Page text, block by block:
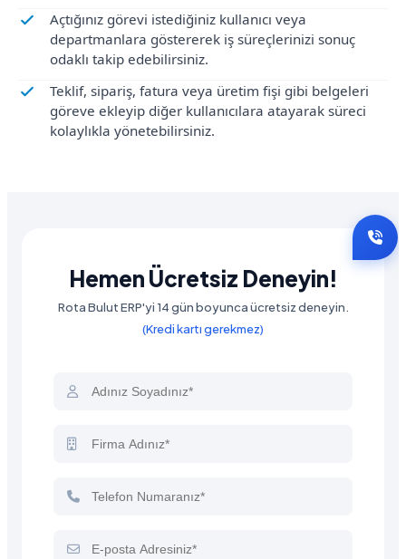
Açtığınız görevi istediğiniz kullanıcı veya
departmanlara göstererek iş süreçlerinizi sonuç
odaklı takip edebilirsiniz.
Teklif, sipariş, fatura veya üretim fişi gibi belgeleri
göreve ekleyip diğer kullanıcılara atayarak süreci
kolaylıkla yönetebilirsiniz.
Hemen Ücretsiz Deneyin!
Rota Bulut ERP'yi 14 gün boyunca ücretsiz deneyin.
(Kredi kartı gerekmez)